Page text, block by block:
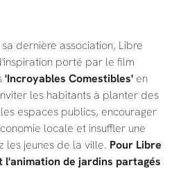
dernière association, Libre
porté par le film
'Incroyables Comestibles' en
les habitants à planter des
espaces publics, encourager
locale et insuffler une
les jeunes de la ville. Pour Libre
de jardins partagés